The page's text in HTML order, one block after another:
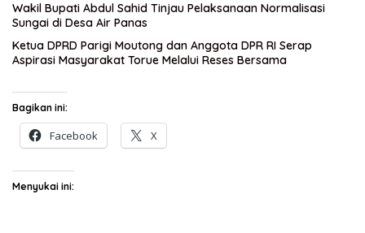
Wakil Bupati Abdul Sahid Tinjau Pelaksanaan Normalisasi
Sungai di Desa Air Panas
Ketua DPRD Parigi Moutong dan Anggota DPR RI Serap
Aspirasi Masyarakat Torue Melalui Reses Bersama
Bagikan ini:
Facebook X
Menyukai ini: